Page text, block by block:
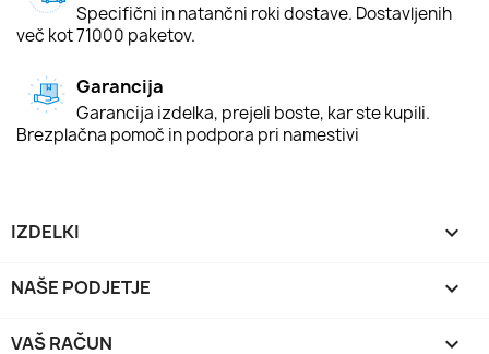
Specifični in natančni roki dostave. Dostavljenih
več kot 71000 paketov.
Garancija
Garancija izdelka, prejeli boste, kar ste kupili.
Brezplačna pomoč in podpora pri namestivi
IZDELKI 
NAŠE PODJETJE 
VAŠ RAČUN 